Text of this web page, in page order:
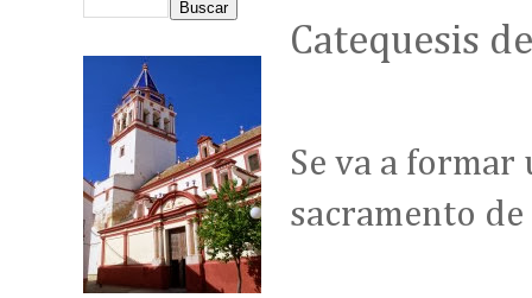
Catequesis
Se va a
sacramento